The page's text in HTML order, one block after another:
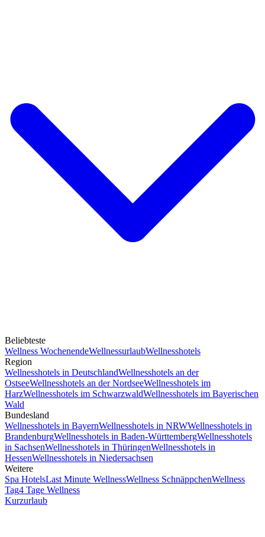
Beliebteste
Wellness WochenendeWellnessurlaubWellnesshotels
Region
Wellnesshotels in DeutschlandWellnesshotels an der
OstseeWellnesshotels an der NordseeWellnesshotels im
HarzWellnesshotels im SchwarzwaldWellnesshotels im Bayerischen
Wald
Bundesland
Wellnesshotels in BayernWellnesshotels in NRWWellnesshotels in
BrandenburgWellnesshotels in Baden-WürttembergWellnesshotels
in SachsenWellnesshotels in ThüringenWellnesshotels in
HessenWellnesshotels in Niedersachsen
Weitere
Spa HotelsLast Minute WellnessWellness SchnäppchenWellness
Tag4 Tage Wellness
Kurzurlaub